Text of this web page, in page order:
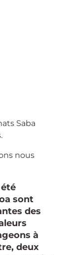
Saba
nous
sont
des
à
deux